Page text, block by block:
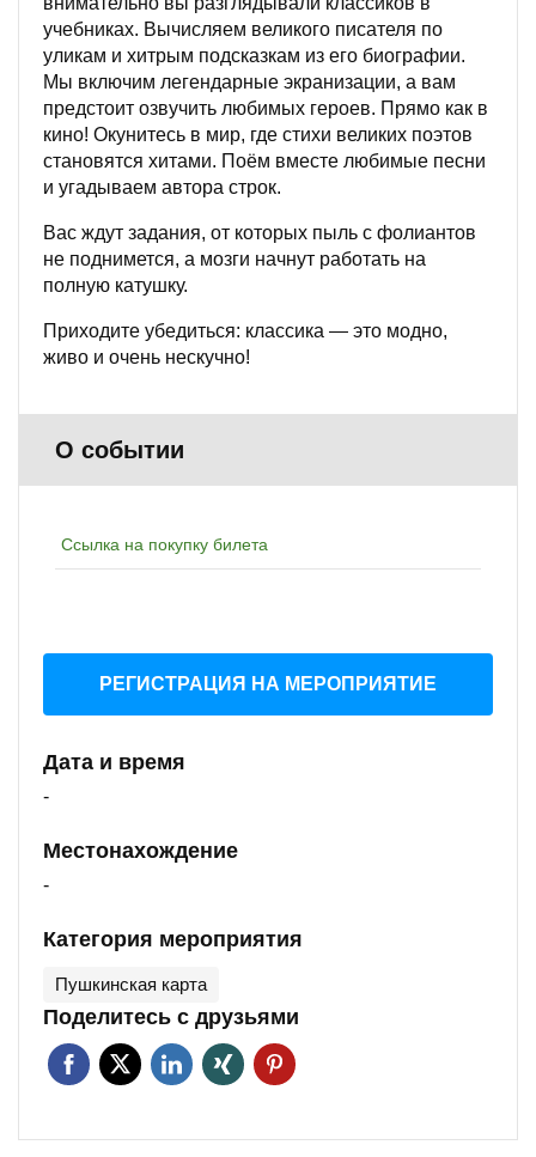
учебниках. Вычисляем великого писателя по
уликам и хитрым подсказкам из его биографии.
Мы включим легендарные экранизации, а вам
предстоит озвучить любимых героев. Прямо как в
кино! Окунитесь в мир, где стихи великих поэтов
становятся хитами. Поём вместе любимые песни
и угадываем автора строк.
Вас ждут задания, от которых пыль с фолиантов
не поднимется, а мозги начнут работать на
полную катушку.
Приходите убедиться: классика — это модно,
живо и очень нескучно!
О событии
Ссылка на покупку билета
РЕГИСТРАЦИЯ НА МЕРОПРИЯТИЕ
Дата и время
-
Местонахождение
-
Категория мероприятия
Пушкинская карта
Поделитесь с друзьями